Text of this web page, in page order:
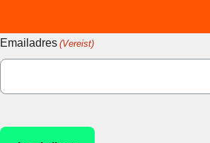
Emailadres (Vereist)